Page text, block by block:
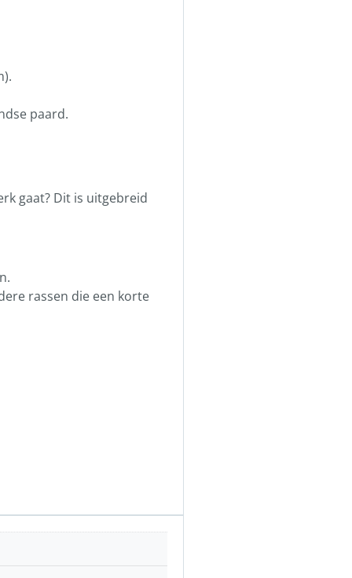
paard.
gaat? Dit is uitgebreid
rassen die een korte